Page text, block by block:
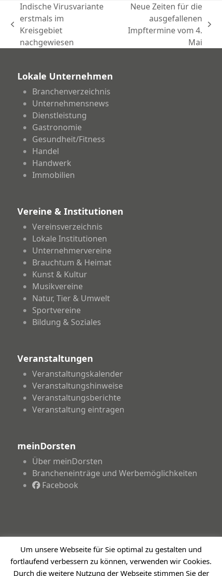
vorheriger
Beitrag:
Indische Virusvariante
erstmals im
Kreisgebiet
nachgewiesen
Nächster
Neue Zeiten für die
ausgefallenen
Impftermine vom 4.
Mai
Lokale Unternehmen
Branchenverzeichnis
Unternehmensnews
Dienstleistung
Gastronomie
Gesundheit/Fitness
Handel
Handwerk
Immobilien
Vereine & Institutionen
Vereinsverzeichnis
Lokale Institutionen
Unternehmervereine
Brauchtum & Heimat
Kunst & Kultur
Musikvereine
Natur, Tier & Umwelt
Sportvereine
Bildung & Soziales
Veranstaltungen
Veranstaltungskalender
Veranstaltungshinweise
Veranstaltungsberichte
Veranstaltung eintragen
meinDorsten
Über meinDorsten
Brancheneinträge und Werbemöglichkeiten
Facebook
Copyright 2026 - meinDorsten.de - Informationen für
unsere Region
ImpressumDatenschutzerklärungHaftungsausschluss
Um unsere Webseite für Sie optimal zu gestalten und
fortlaufend verbessern zu können, verwenden wir Cookies.
Durch die weitere Nutzung der Webseite stimmen Sie der